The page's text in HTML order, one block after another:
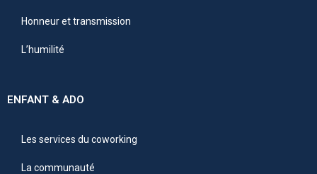
Honneur et transmission
L’humilité
ENFANT & ADO
Les services du coworking
La communauté